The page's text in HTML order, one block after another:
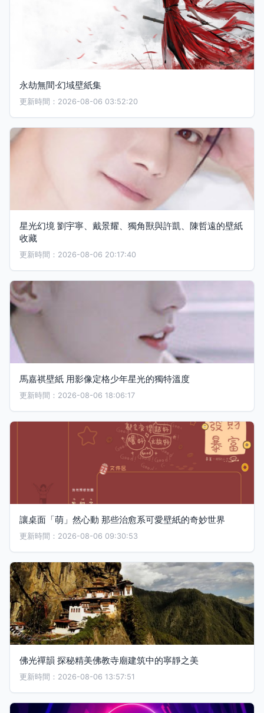
永劫無間·幻域壁紙集
更新時間：2026-08-06 03:52:20
星光幻境 劉宇寧、戴景耀、獨角獸與許凱、陳哲遠的壁紙
收藏
更新時間：2026-08-06 20:17:40
馬嘉祺壁紙 用影像定格少年星光的獨特溫度
更新時間：2026-08-06 18:06:17
讓桌面「萌」然心動 那些治愈系可愛壁紙的奇妙世界
更新時間：2026-08-06 09:30:53
佛光禪韻 探秘精美佛教寺廟建筑中的寧靜之美
更新時間：2026-08-06 13:57:51